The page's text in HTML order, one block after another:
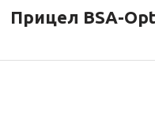
Прицел BSA-